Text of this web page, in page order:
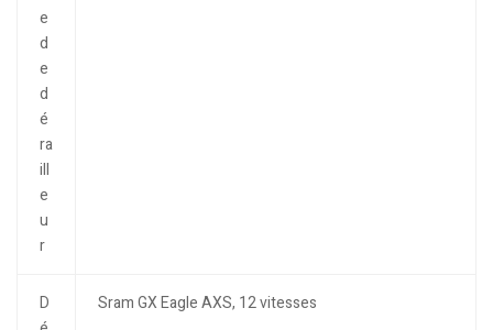
e
d
e
d
é
ra
ill
e
u
r
D
Sram GX Eagle AXS, 12 vitesses